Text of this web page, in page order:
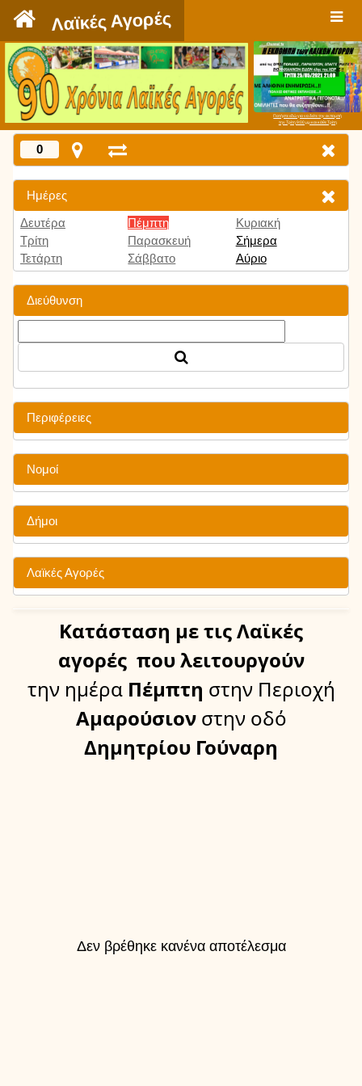
Λαϊκές Αγορές
Πατήστε εδώ για να δείτε την εκπομπή
την Τρίτη 9:00 μμ και κάθε Τρίτη
0
Ημέρες
Δευτέρα
Τρίτη
Τετάρτη
Πέμπτη
Παρασκευή
Σάββατο
Κυριακή
Σήμερα
Αύριο
Διεύθυνση
Περιφέρειες
Νομοί
Δήμοι
Λαϊκές Αγορές
Κατάσταση με τις Λαϊκές
αγορές που λειτουργούν
την ημέραΠέμπτη στην Περιοχή
Αμαρούσιον στην οδό
Δημητρίου Γούναρη
Δεν βρέθηκε κανένα αποτέλεσμα